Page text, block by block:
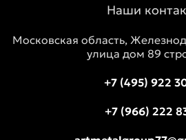
Наши
Московская область,
улица дом 89
+7 (495) 922
+7 (966) 222